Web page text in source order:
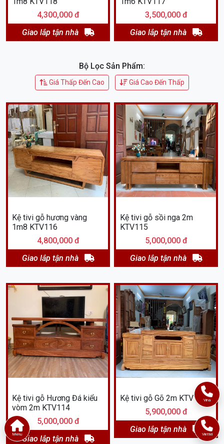
4,300,000 đ
Giao lắp tận nhà
3,500,000 đ
Giao lắp tận nhà
Bộ Lọc Sản Phẩm:
Giá Thấp Đến Cao Giá Cao Đến Thấp
Kệ tivi gỗ hương vàng
1m8 KTV116
4,800,000 đ
Giao lắp tận nhà
Kệ tivi gỗ sồi nga 2m
KTV115
5,000,000 đ
Giao lắp tận nhà
Kệ tivi gỗ Hương Đá kiểu
vòm 2m KTV114
5,000,000 đ
Giao lắp tận nhà
Kệ tivi gỗ Gõ 2m KTV113
5,900,000 đ
Giao lắp tận nhà
Vina
Viettel
Menu